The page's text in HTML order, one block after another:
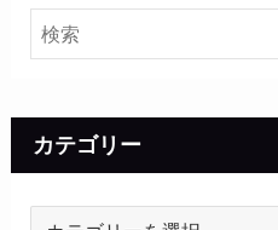
カテゴリー